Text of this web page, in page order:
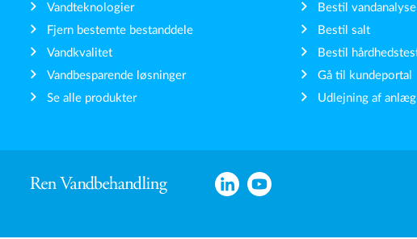
Vandteknologier
Fjern bestemte bestanddele
Vandkvalitet
Vandbesparende løsninger
Se alle produkter
Bestil vandanalyse
Bestil salt
Bestil
Gå til kundeportal
Udlejning af anlæg